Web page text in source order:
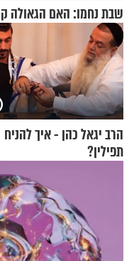
שבת נחמו: האם הגאולה
הרב יגאל כהן - איך להניח
תפילין?